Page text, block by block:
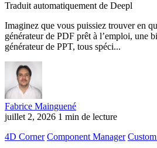
Traduit automatiquement de Deepl
Imaginez que vous puissiez trouver en
générateur de PDF prêt à l’emploi, une
générateur de PPT, tous spéci...
Fabrice Mainguené
juillet 2, 2026 1 min de lecture
4D Corner Component Manager